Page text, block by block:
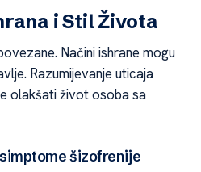
i Stil Života
Načini ishrane mogu
Razumijevanje uticaja
olakšati život osoba sa
šizofrenije